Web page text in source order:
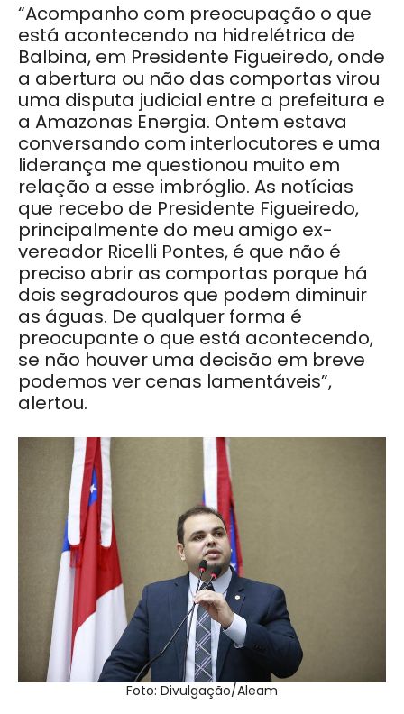
“Acompanho com preocupação o que
está acontecendo na hidrelétrica de
Balbina, em Presidente Figueiredo, onde
a abertura ou não das comportas virou
uma disputa judicial entre a prefeitura e
a Amazonas Energia. Ontem estava
conversando com interlocutores e uma
liderança me questionou muito em
relação a esse imbróglio. As notícias
que recebo de Presidente Figueiredo,
principalmente do meu amigo ex-
vereador Ricelli Pontes, é que não é
preciso abrir as comportas porque há
dois segradouros que podem diminuir
as águas. De qualquer forma é
preocupante o que está acontecendo,
se não houver uma decisão em breve
podemos ver cenas lamentáveis”,
alertou.
Foto: Divulgação/Aleam